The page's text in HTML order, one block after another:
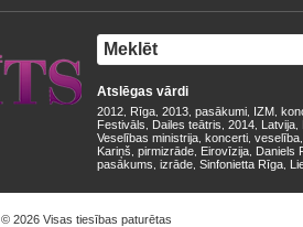
Atslēgas vārdi
2012 Rīga 2013 pasākumi IZM
Festivāls
Dailes teātris 2014 Latvija
Veselības ministrija koncerti veselība
Kariņš pirmizrāde Eirovīzija Daniels
pasākums izrāde Sinfonietta Rīga
© 2026 Visas tiesības paturētas